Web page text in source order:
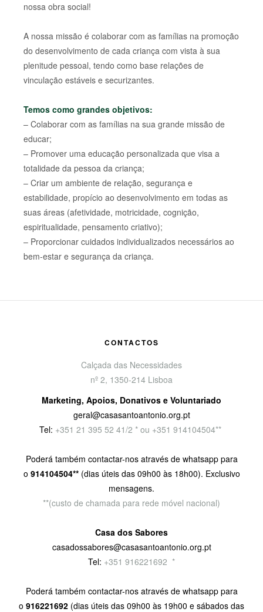
nossa obra social!
A nossa missão é colaborar com as famílias na promoção
do desenvolvimento de cada criança com vista à sua
plenitude pessoal, tendo como base relações de
vinculação estáveis e securizantes.
Temos como grandes objetivos:
– Colaborar com as famílias na sua grande missão de
educar;
– Promover uma educação personalizada que visa a
totalidade da pessoa da criança;
– Criar um ambiente de relação, segurança e
estabilidade, propício ao desenvolvimento em todas as
suas áreas (afetividade, motricidade, cognição,
espiritualidade, pensamento criativo);
– Proporcionar cuidados individualizados necessários ao
bem-estar e segurança da criança.
CONTACTOS
Calçada das Necessidades
nº 2, 1350-214 Lisboa
Marketing, Apoios, Donativos e Voluntariado
geral@casasantoantonio.org.pt
Tel: +351 21 395 52 41/2 * ou +351 914104504**
Poderá também contactar-nos através de whatsapp para
o 914104504** (dias úteis das 09h00 às 18h00). Exclusivo
mensagens.
**(custo de chamada para rede móvel nacional)
Casa dos Sabores
casadossabores@casasantoantonio.org.pt
Tel: +351 916221692 *
Poderá também contactar-nos através de whatsapp para
o 916221692 (dias úteis das 09h00 às 19h00 e sábados das